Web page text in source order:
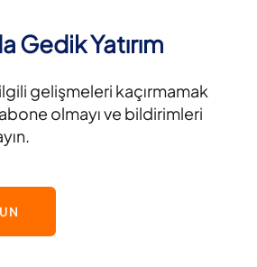
Gedik Yatırım
gelişmeleri kaçırmamak
abone olmayı ve bildirimleri